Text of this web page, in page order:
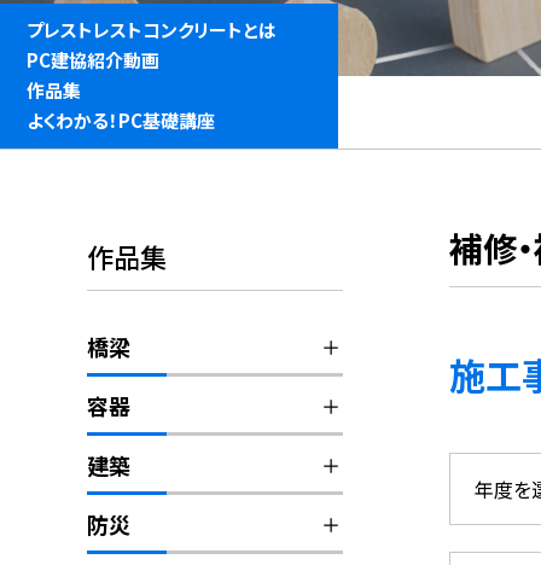
プレストレストコンクリートとは
PC建協紹介動画
作品集
よくわかる！PC基礎講座
作品集
橋梁
容器
建築
防災
補修
施工